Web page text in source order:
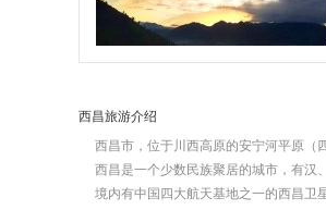
西昌旅游介绍
西昌市，位于川西高原的安宁河平原（
西昌是一个少数民族聚居的城市，有汉
境内有中国四大航天基地之一的西昌卫